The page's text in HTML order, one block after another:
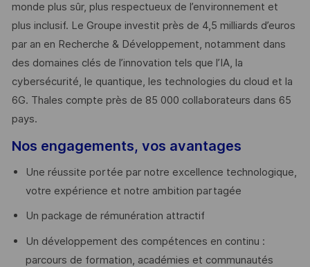
monde plus sûr, plus respectueux de l’environnement et
plus inclusif. Le Groupe investit près de 4,5 milliards d’euros
par an en Recherche & Développement, notamment dans
des domaines clés de l’innovation tels que l’IA, la
cybersécurité, le quantique, les technologies du cloud et la
6G. Thales compte près de 85 000 collaborateurs dans 65
pays. ​
Nos engagements, vos avantages
Une réussite portée par notre excellence technologique,
votre expérience et notre ambition partagée
Un package de rémunération attractif
Un développement des compétences en continu :
parcours de formation, académies et communautés